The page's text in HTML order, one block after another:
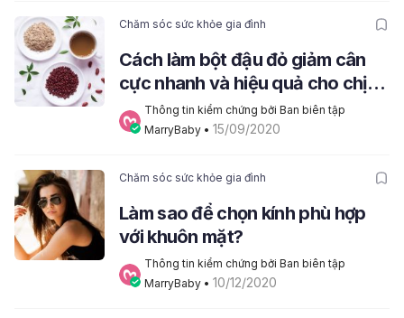
Chăm sóc sức khỏe gia đình
Cách làm bột đậu đỏ giảm cân
cực nhanh và hiệu quả cho chị
em bận rộn
Thông tin kiểm chứng bởi Ban biên tập
MarryBaby • 15/09/2020
Chăm sóc sức khỏe gia đình
Làm sao để chọn kính phù hợp
với khuôn mặt?
Thông tin kiểm chứng bởi Ban biên tập
MarryBaby • 10/12/2020